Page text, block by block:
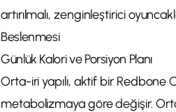
artırılmalı, zenginleştirici
Beslenmesi
Günlük Kalori ve Porsiyon Planı
Orta-iri yapılı, aktif bir Redbone
metabolizmaya göre değişir.